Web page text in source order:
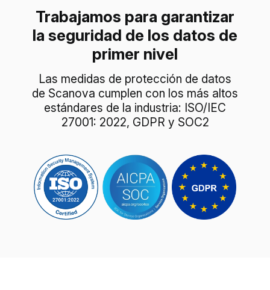
Trabajamos para garantizar
la seguridad de los datos de
primer nivel
Las medidas de protección de datos
de Scanova cumplen con los más altos
estándares de la industria: ISO/IEC
27001: 2022, GDPR y SOC2